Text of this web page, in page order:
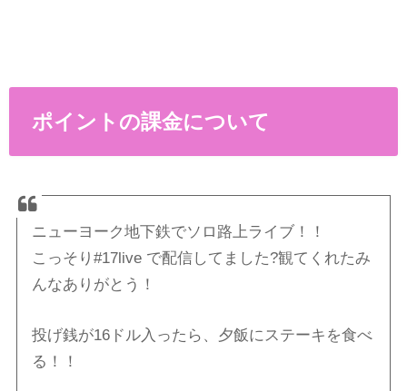
ポイントの課金について
ニューヨーク地下鉄でソロ路上ライブ！！
こっそり#17live で配信してました?観てくれたみ
んなありがとう！
投げ銭が16ドル入ったら、夕飯にステーキを食べ
る！！